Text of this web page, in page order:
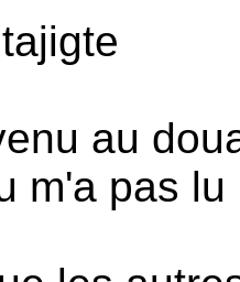
au
m'a pas lu